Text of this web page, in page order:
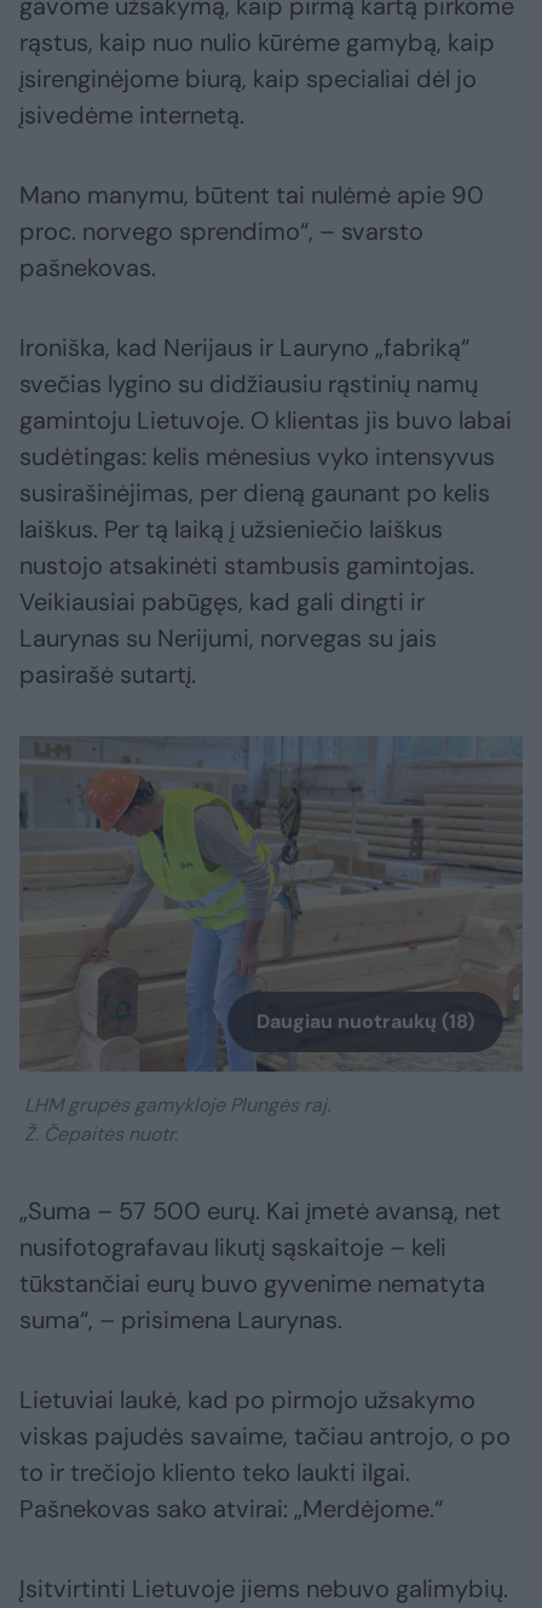
rąstus, kaip nuo nulio kūrėme gamybą, kaip
įsirenginėjome biurą, kaip specialiai dėl jo
įsivedėme internetą.
Mano manymu, būtent tai nulėmė apie 90
proc. norvego sprendimo“, – svarsto
pašnekovas.
Ironiška, kad Nerijaus ir Lauryno „fabriką“
svečias lygino su didžiausiu rąstinių namų
gamintoju Lietuvoje. O klientas jis buvo labai
sudėtingas: kelis mėnesius vyko intensyvus
susirašinėjimas, per dieną gaunant po kelis
laiškus. Per tą laiką į užsieniečio laiškus
nustojo atsakinėti stambusis gamintojas.
Veikiausiai pabūgęs, kad gali dingti ir
Laurynas su Nerijumi, norvegas su jais
pasirašė sutartį.
Daugiau nuotraukų (18)
LHM grupės gamykloje Plungės raj.
Ž. Čepaitės nuotr.
„Suma – 57 500 eurų. Kai įmetė avansą, net
nusifotografavau likutį sąskaitoje – keli
tūkstančiai eurų buvo gyvenime nematyta
suma“, – prisimena Laurynas.
Lietuviai laukė, kad po pirmojo užsakymo
viskas pajudės savaime, tačiau antrojo, o po
to ir trečiojo kliento teko laukti ilgai.
Pašnekovas sako atvirai: „Merdėjome.“
Įsitvirtinti Lietuvoje jiems nebuvo galimybių.